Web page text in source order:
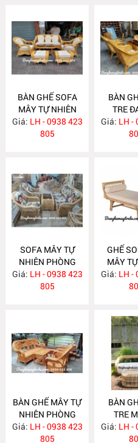
BÀN GHẾ SOFA
MÂY TỰ NHIÊN
PHÒNG KHÁCH
MA624
Giá: LH - 0938 423
805
BÀN
TRE
NHIÊN
Giá: LH -
SOFA MÂY TỰ
NHIÊN PHÒNG
KHÁCH MA620
Giá: LH - 0938 423
805
GHẾ
MÂY
Giá: LH -
BÀN GHẾ MÂY TỰ
NHIÊN PHÒNG
KHÁCH MA610
Giá: LH - 0938 423
805
BÀN
TRE
Giá: LH -